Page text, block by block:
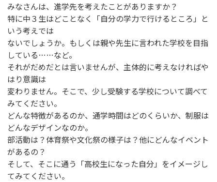
みなさんは、進学先を考えたことがありますか？
特に中３生はどことなく「自分の学力で行けるところ」と
いう考えでは
ないでしょうか。もしくは親や先生に言われた学校を目指
している……など。
それがだめだとは言いませんが、主体的に考えなければや
はり意識は
変わりません。そこで、少し受験する学校について調べて
みてください。
どんな特徴があるのか、通学時間はどのくらいか、制服は
どんなデザインなのか。
部活動は？体育祭や文化祭の様子は？他にどんなイベント
があるの？
そして、そこに通う「高校生になった自分」をイメージし
てみてください。